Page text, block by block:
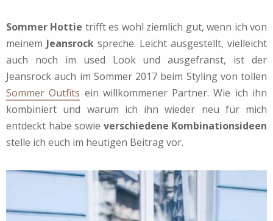
Sommer Hottie trifft es wohl ziemlich gut, wenn ich von
meinem Jeansrock spreche. Leicht ausgestellt, vielleicht
auch noch im used Look und ausgefranst, ist der
Jeansrock auch im Sommer 2017 beim Styling von tollen
Sommer Outfits ein willkommener Partner. Wie ich ihn
kombiniert und warum ich ihn wieder neu für mich
entdeckt habe sowie verschiedene Kombinationsideen
stelle ich euch im heutigen Beitrag vor.